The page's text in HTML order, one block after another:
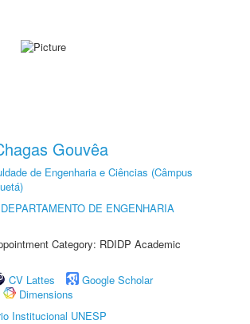
Gouvêa
de Engenharia e Ciências (Câmpus
DEPARTAMENTO DE ENGENHARIA
Category: RDIDP Academic
CV Lattes
Google Scholar
Dimensions
Institucional UNESP